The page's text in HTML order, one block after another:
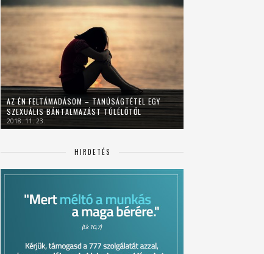
AZ ÉN FELTÁMADÁSOM – TANÚSÁGTÉTEL EGY
SZEXUÁLIS BÁNTALMAZÁST TÚLÉLŐTŐL
2018. 11. 23.
HIRDETÉS